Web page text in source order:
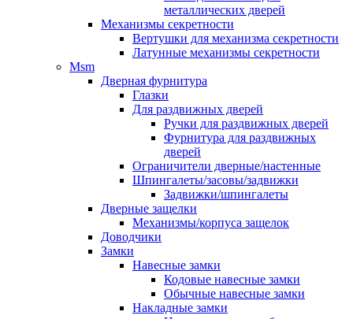
металлических дверей
Механизмы секретности
Вертушки для механизма секретности
Латунные механизмы секретности
Msm
Дверная фурнитура
Глазки
Для раздвижных дверей
Ручки для раздвижных дверей
Фурнитура для раздвижных
дверей
Ограничители дверные/настенные
Шпингалеты/засовы/задвижки
Задвижки/шпингалеты
Дверные защелки
Механизмы/корпуса защелок
Доводчики
Замки
Навесные замки
Кодовые навесные замки
Обычные навесные замки
Накладные замки